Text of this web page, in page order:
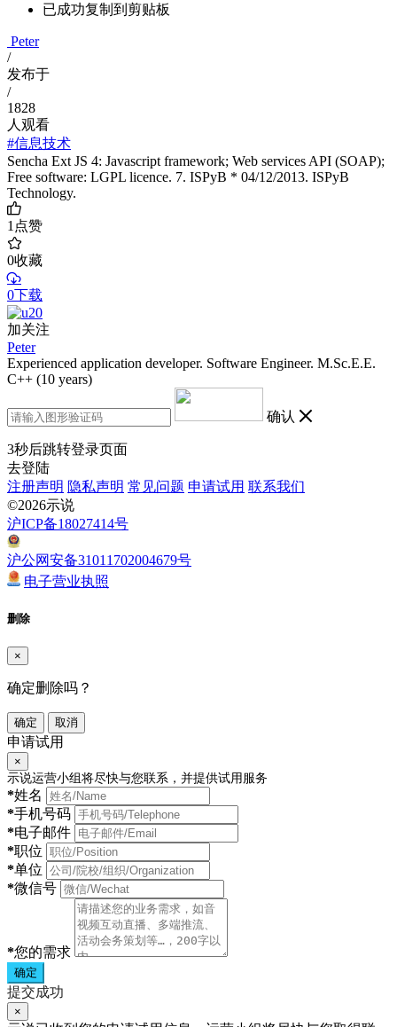
已成功复制到剪贴板
Peter
/
发布于
/
1828
人观看
#信息技术
Sencha Ext JS 4: Javascript framework; Web services API (SOAP);
Free software: LGPL licence. 7. ISPyB * 04/12/2013. ISPyB
Technology.
1点赞
0收藏
0下载
加关注
Peter
Experienced application developer. Software Engineer. M.Sc.E.E.
C++ (10 years)
确认
3秒后跳转登录页面
去登陆
注册声明 隐私声明 常见问题 申请试用 联系我们
©2026示说
沪ICP备18027414号
沪公网安备31011702004679号
电子营业执照
删除
×
确定删除吗？
确定 取消
申请试用
×
示说运营小组将尽快与您联系，并提供试用服务
*姓名
*手机号码
*电子邮件
*职位
*单位
*微信号
*您的需求
确定
提交成功
×